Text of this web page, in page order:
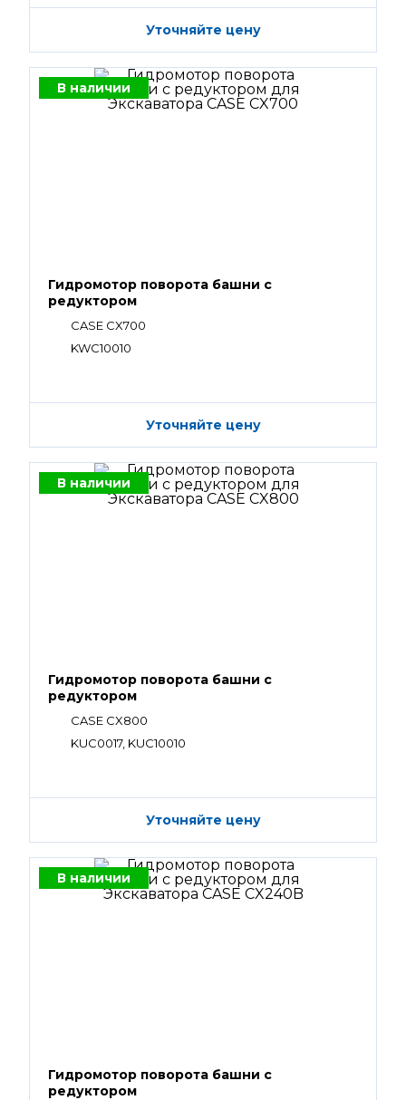
Уточняйте цену
В наличии
Гидромотор поворота башни с
редуктором
CASE CX700
KWC10010
Уточняйте цену
В наличии
Гидромотор поворота башни с
редуктором
CASE CX800
KUC0017, KUC10010
Уточняйте цену
В наличии
Гидромотор поворота башни с
редуктором